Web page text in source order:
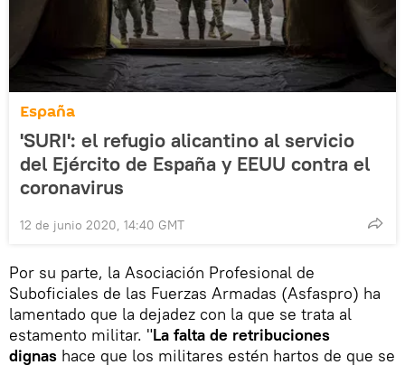
España
'SURI': el refugio alicantino al servicio
del Ejército de España y EEUU contra el
coronavirus
12 de junio 2020, 14:40 GMT
Por su parte, la Asociación Profesional de
Suboficiales de las Fuerzas Armadas (Asfaspro) ha
lamentado que la dejadez con la que se trata al
estamento militar. "La falta de retribuciones
dignas hace que los militares estén hartos de que se